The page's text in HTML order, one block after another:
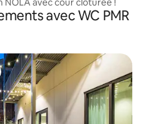
NOLA avec cour clôturée !
avec WC PMR